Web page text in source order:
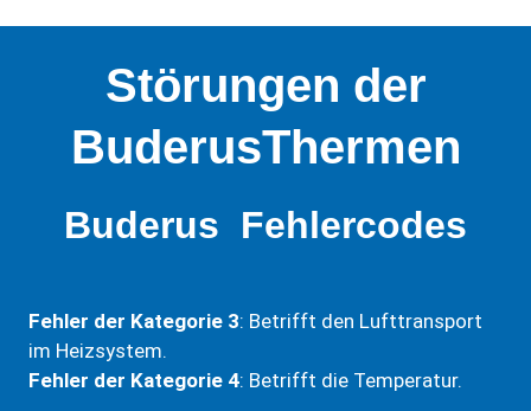
Störungen der
BuderusThermen
Buderus Fehlercodes
Fehler der Kategorie 3: Betrifft den Lufttransport
im Heizsystem.
Fehler der Kategorie 4: Betrifft die Temperatur.